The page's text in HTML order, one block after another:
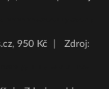
950 Kč
Zdroj: